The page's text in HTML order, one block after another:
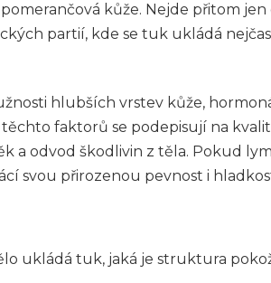
kůže. Nejde přitom
partií, kde se tuk ukládá
hlubších vrstev kůže,
faktorů se podepisují na
a odvod škodlivin z těla. Pokud
svou přirozenou pevnost i
ukládá tuk, jaká je struktura